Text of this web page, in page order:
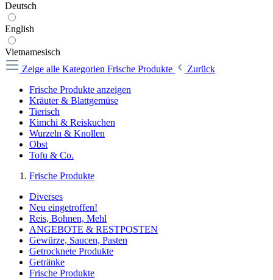
Deutsch
English
Vietnamesisch
Zeige alle Kategorien Frische Produkte
Zurück
Frische Produkte anzeigen
Kräuter & Blattgemüse
Tierisch
Kimchi & Reiskuchen
Wurzeln & Knollen
Obst
Tofu & Co.
Frische Produkte
Diverses
Neu eingetroffen!
Reis, Bohnen, Mehl
ANGEBOTE & RESTPOSTEN
Gewürze, Saucen, Pasten
Getrocknete Produkte
Getränke
Frische Produkte